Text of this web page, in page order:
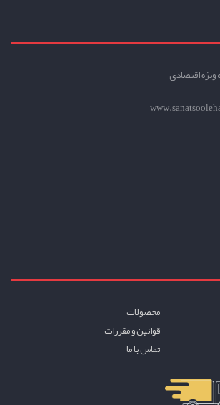
اقتصادی
محصولات
قوانين و مقررات
تماس با ما